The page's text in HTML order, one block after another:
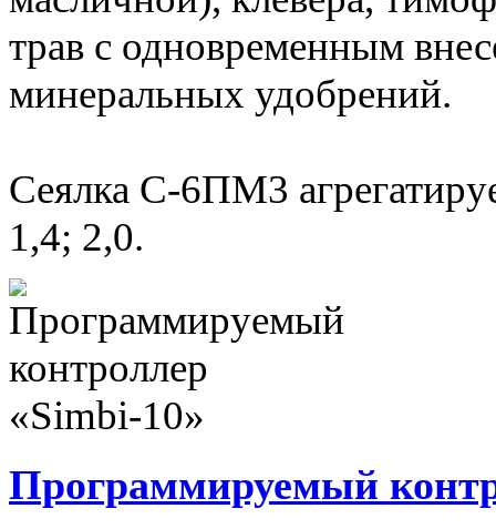
трав с одновременным
минеральных удобрений.
Сеялка С-6ПМ3
1,4; 2,0.
Программируемый